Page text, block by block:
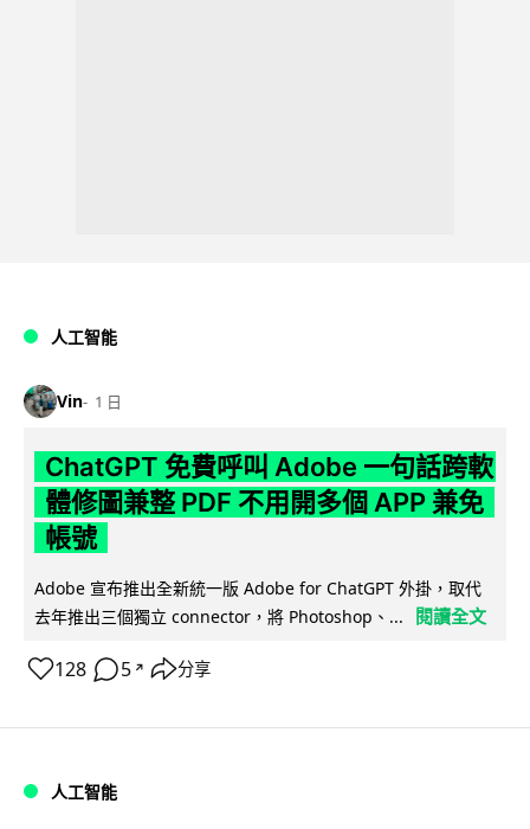
人工智能
Vin 1 日
ChatGPT 免費呼叫 Adobe 一句話跨軟
體修圖兼整 PDF 不用開多個 APP 兼免
帳號
Adobe 宣布推出全新統一版 Adobe for ChatGPT 外掛，取代
去年推出三個獨立 connector，將 Photoshop、...
閱讀全文
128 5 ↗ 分享
人工智能